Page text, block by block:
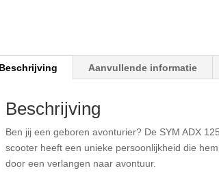
Beschrijving Aanvullende informatie
Beschrijving
Ben jij een geboren avonturier? De SYM ADX
scooter heeft een unieke persoonlijkheid die
door een verlangen naar avontuur.